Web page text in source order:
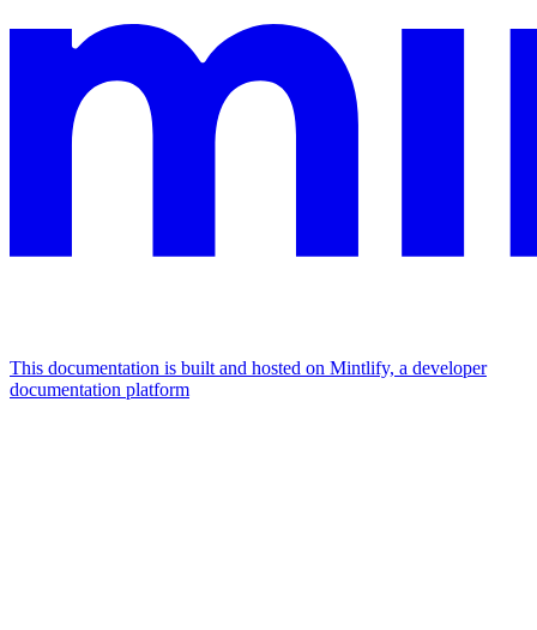
This documentation is built and hosted on Mintlify, a developer
documentation platform